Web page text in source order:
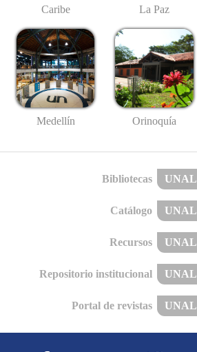
Caribe La Paz
Medellín Orinoquía
Bibliotecas UNAL
Catálogo UNAL
Recursos UNAL
Repositorio institucional UNAL
Portal de revistas UNAL